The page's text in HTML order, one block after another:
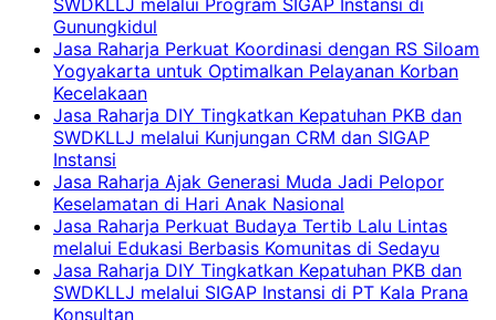
SWDKLLJ melalui Program SIGAP Instansi di
Gunungkidul
Jasa Raharja Perkuat Koordinasi dengan RS Siloam
Yogyakarta untuk Optimalkan Pelayanan Korban
Kecelakaan
Jasa Raharja DIY Tingkatkan Kepatuhan PKB dan
SWDKLLJ melalui Kunjungan CRM dan SIGAP
Instansi
Jasa Raharja Ajak Generasi Muda Jadi Pelopor
Keselamatan di Hari Anak Nasional
Jasa Raharja Perkuat Budaya Tertib Lalu Lintas
melalui Edukasi Berbasis Komunitas di Sedayu
Jasa Raharja DIY Tingkatkan Kepatuhan PKB dan
SWDKLLJ melalui SIGAP Instansi di PT Kala Prana
Konsultan